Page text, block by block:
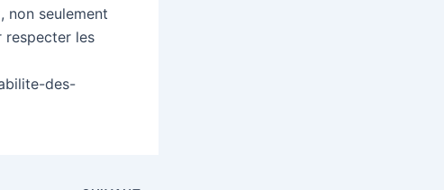
non seulement
respecter les
des-